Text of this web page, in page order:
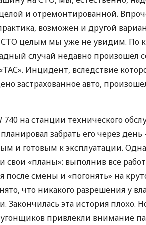
целой и отремонтированной.
возможен и другой
СТО целым мы уже не увидим. По
случай недавно произошел
Инцидент, вследствие
застрахованное авто,
740 на станции технического
забрать его через день
и готовым к эксплуатации.
свои «планы»: выполнив все
после смены и «погонять» на
что никакого разрешения у
Закончилась эта история плохо.
угонщиков привлекли внимание